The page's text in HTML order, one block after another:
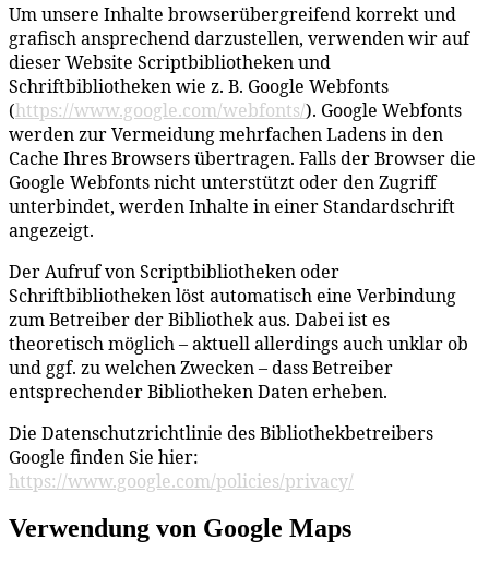
Um unsere Inhalte browserübergreifend korrekt und
grafisch ansprechend darzustellen, verwenden wir auf
dieser Website Scriptbibliotheken und
Schriftbibliotheken wie z. B. Google Webfonts
(https://www.google.com/webfonts/). Google Webfonts
werden zur Vermeidung mehrfachen Ladens in den
Cache Ihres Browsers übertragen. Falls der Browser die
Google Webfonts nicht unterstützt oder den Zugriff
unterbindet, werden Inhalte in einer Standardschrift
angezeigt.
Der Aufruf von Scriptbibliotheken oder
Schriftbibliotheken löst automatisch eine Verbindung
zum Betreiber der Bibliothek aus. Dabei ist es
theoretisch möglich – aktuell allerdings auch unklar ob
und ggf. zu welchen Zwecken – dass Betreiber
entsprechender Bibliotheken Daten erheben.
Die Datenschutzrichtlinie des Bibliothekbetreibers
Google finden Sie hier:
https://www.google.com/policies/privacy/
Verwendung von Google Maps